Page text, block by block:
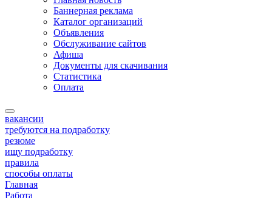
Баннерная реклама
Каталог организаций
Объявления
Обслуживание сайтов
Афиша
Документы для скачивания
Статистика
Оплата
вакансии
требуются на подработку
резюме
ищу подработку
правила
способы оплаты
Главная
Работа